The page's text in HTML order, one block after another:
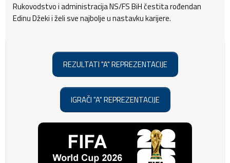
Rukovodstvo i administracija NS/FS BiH čestita rođendan
Edinu Džeki i želi sve najbolje u nastavku karijere.
REZULTATI "A" REPREZENTACIJE
IGRAČI "A" REPREZENTACIJE